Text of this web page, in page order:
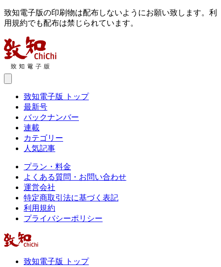
致知電子版の印刷物は配布しないようにお願い致します。利
用規約でも配布は禁じられています。
致知電子版 トップ
最新号
バックナンバー
連載
カテゴリー
人気記事
プラン・料金
よくある質問・お問い合わせ
運営会社
特定商取引法に基づく表記
利用規約
プライバシーポリシー
致知電子版 トップ